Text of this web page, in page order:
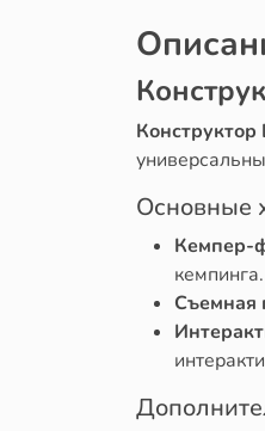
Основные
Кемпер-
кемпинга.
Съемная